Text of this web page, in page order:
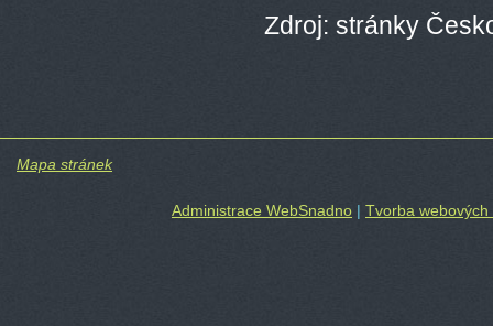
Zdroj: stránky
Mapa stránek
Administrace WebSnadno | Tvorba